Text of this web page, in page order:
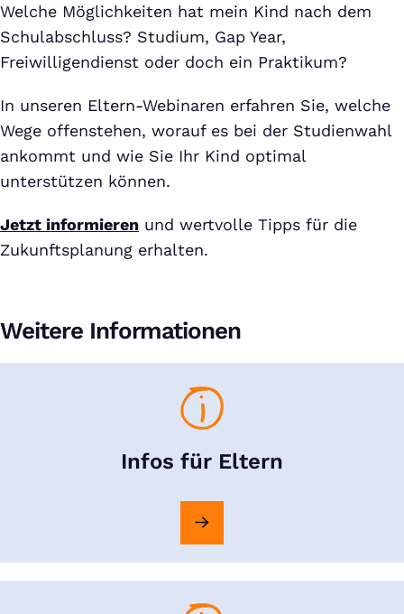
Welche Möglichkeiten hat mein Kind nach dem
Schulabschluss? Studium, Gap Year,
Freiwilligendienst oder doch ein Praktikum?
In unseren Eltern-Webinaren erfahren Sie, welche
Wege offenstehen, worauf es bei der Studienwahl
ankommt und wie Sie Ihr Kind optimal
unterstützen können.
Jetzt informieren und wertvolle Tipps für die
Zukunftsplanung erhalten.
Weitere Informationen
Infos für Eltern